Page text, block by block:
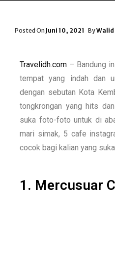
Posted On Juni 10, 2021 ByWalid
Travelidh.com – Bandung
tempat yang indah dan
dengan sebutan Kota
tongkrongan yang hits
suka foto-foto untuk di
mari simak, 5 cafe
cocok bagi kalian yang
1. Mercusuar